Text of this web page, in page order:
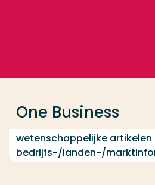
One Business
wetenschappelijke artikelen
bedrijfs-/landen-/
Contact